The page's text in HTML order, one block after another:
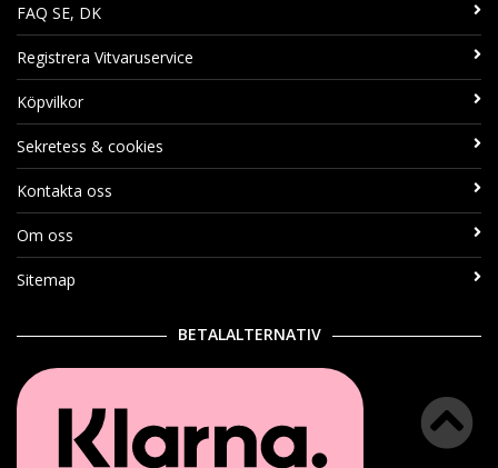
FAQ SE, DK
Registrera Vitvaruservice
Köpvilkor
Sekretess & cookies
Kontakta oss
Om oss
Sitemap
BETALALTERNATIV